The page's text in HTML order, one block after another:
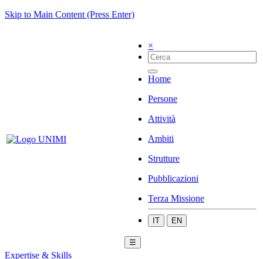
Skip to Main Content (Press Enter)
×
Home
Persone
Attività
Ambiti
Strutture
Pubblicazioni
Terza Missione
IT EN
☰
Expertise & Skills